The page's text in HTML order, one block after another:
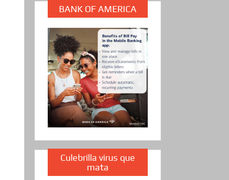
BANK OF AMERICA
Culebrilla virus que
mata